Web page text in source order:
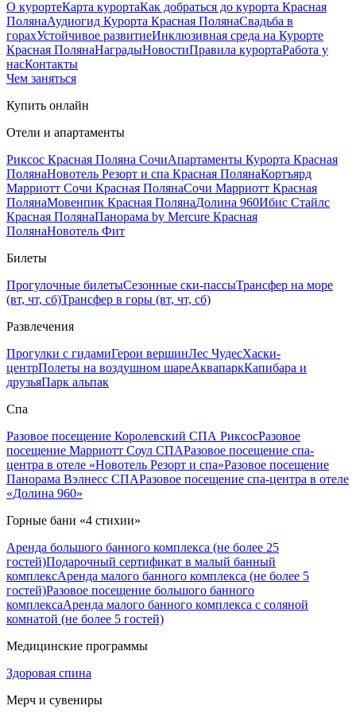
О курортеКарта курортаКак добраться до курорта Красная
ПолянаАудиогид Курорта Красная ПолянаСвадьба в
горахУстойчивое развитиеИнклюзивная среда на Курорте
Красная ПолянаНаградыНовостиПравила курортаРабота у
насКонтакты
Чем заняться
Купить онлайн
Отели и апартаменты
Риксос Красная Поляна СочиАпартаменты Курорта Красная
ПолянаНовотель Резорт и спа Красная ПолянаКортъярд
Марриотт Сочи Красная ПолянаСочи Марриотт Красная
ПолянаМовенпик Красная ПолянаДолина 960Ибис Стайлс
Красная ПолянаПанорама by Mercure Красная
ПолянаНовотель Фит
Билеты
Прогулочные билетыСезонные ски-пассыТрансфер на море
(вт, чт, сб)Трансфер в горы (вт, чт, сб)
Развлечения
Прогулки с гидамиГерои вершинЛес ЧудесХаски-
центрПолеты на воздушном шареАквапаркКапибара и
друзьяПарк альпак
Спа
Разовое посещение Королевский СПА РиксосРазовое
посещение Марриотт Соул СПАРазовое посещение спа-
центра в отеле «Новотель Резорт и спа»Разовое посещение
Панорама Вэлнесс СПАРазовое посещение спа-центра в отеле
«Долина 960»
Горные бани «4 стихии»
Аренда большого банного комплекса (не более 25
гостей)Подарочный сертификат в малый банный
комплексАренда малого банного комплекса (не более 5
гостей)Разовое посещение большого банного
комплексаАренда малого банного комплекса с соляной
комнатой (не более 5 гостей)
Медицинские программы
Здоровая спина
Мерч и сувениры